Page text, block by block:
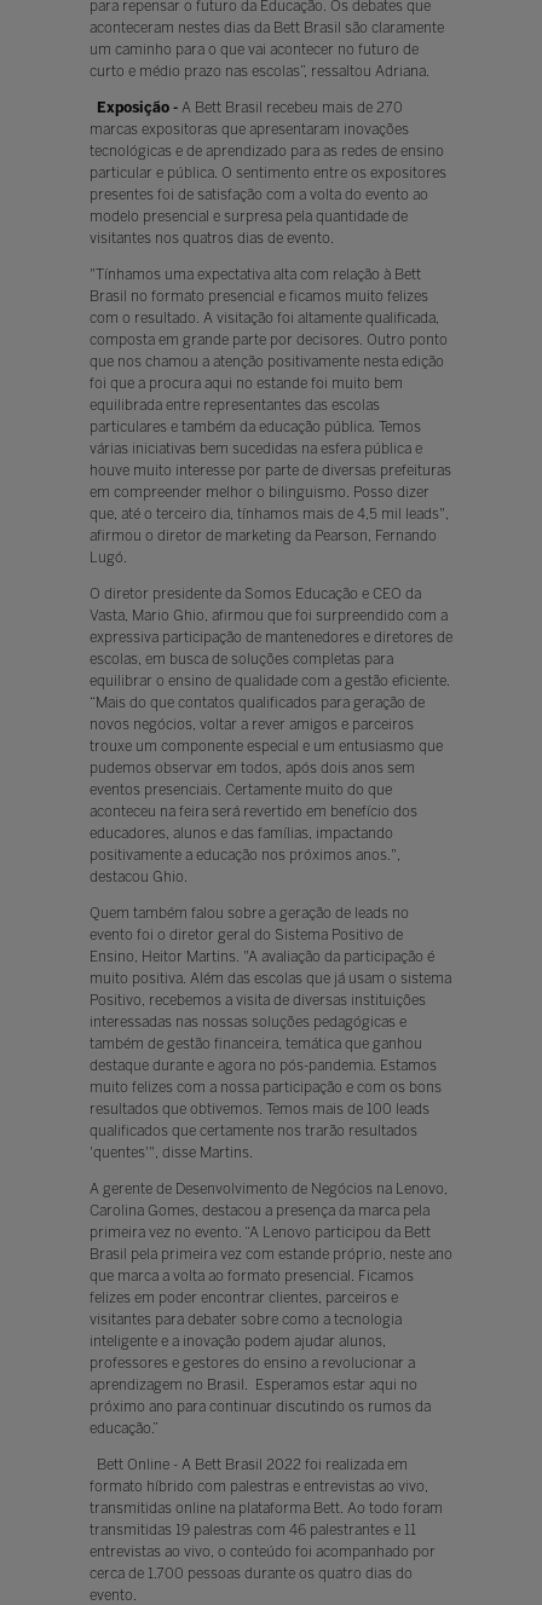
para repensar o futuro da Educação. Os debates que
aconteceram nestes dias da Bett Brasil são claramente
um caminho para o que vai acontecer no futuro de
curto e médio prazo nas escolas”, ressaltou Adriana.
Exposição -A Bett Brasil recebeu mais de 270
marcas expositoras que apresentaram inovações
tecnológicas e de aprendizado para as redes de ensino
particular e pública. O sentimento entre os expositores
presentes foi de satisfação com a volta do evento ao
modelo presencial e surpresa pela quantidade de
visitantes nos quatros dias de evento.
"Tínhamos uma expectativa alta com relação à Bett
Brasil no formato presencial e ficamos muito felizes
com o resultado. A visitação foi altamente qualificada,
composta em grande parte por decisores. Outro ponto
que nos chamou a atenção positivamente nesta edição
foi que a procura aqui no estande foi muito bem
equilibrada entre representantes das escolas
particulares e também da educação pública. Temos
várias iniciativas bem sucedidas na esfera pública e
houve muito interesse por parte de diversas prefeituras
em compreender melhor o bilinguismo. Posso dizer
que, até o terceiro dia, tínhamos mais de 4,5 mil leads",
afirmou o diretor de marketing da Pearson, Fernando
Lugó.
O diretor presidente da Somos Educação e CEO da
Vasta, Mario Ghio, afirmou que foi surpreendido com a
expressiva participação de mantenedores e diretores de
escolas, em busca de soluções completas para
equilibrar o ensino de qualidade com a gestão eficiente.
“Mais do que contatos qualificados para geração de
novos negócios, voltar a rever amigos e parceiros
trouxe um componente especial e um entusiasmo que
pudemos observar em todos, após dois anos sem
eventos presenciais. Certamente muito do que
aconteceu na feira será revertido em benefício dos
educadores, alunos e das famílias, impactando
positivamente a educação nos próximos anos.",
destacou Ghio.
Quem também falou sobre a geração de leads no
evento foi o diretor geral do Sistema Positivo de
Ensino, Heitor Martins. "A avaliação da participação é
muito positiva. Além das escolas que já usam o sistema
Positivo, recebemos a visita de diversas instituições
interessadas nas nossas soluções pedagógicas e
também de gestão financeira, temática que ganhou
destaque durante e agora no pós-pandemia. Estamos
muito felizes com a nossa participação e com os bons
resultados que obtivemos. Temos mais de 100 leads
qualificados que certamente nos trarão resultados
'quentes'", disse Martins.
A gerente de Desenvolvimento de Negócios na Lenovo,
Carolina Gomes, destacou a presença da marca pela
primeira vez no evento. “A Lenovo participou da Bett
Brasil pela primeira vez com estande próprio, neste ano
que marca a volta ao formato presencial. Ficamos
felizes em poder encontrar clientes, parceiros e
visitantes para debater sobre como a tecnologia
inteligente e a inovação podem ajudar alunos,
professores e gestores do ensino a revolucionar a
aprendizagem no Brasil. Esperamos estar aqui no
próximo ano para continuar discutindo os rumos da
educação.”
Bett Online - A Bett Brasil 2022 foi realizada em
formato híbrido com palestras e entrevistas ao vivo,
transmitidas online na plataforma Bett. Ao todo foram
transmitidas 19 palestras com 46 palestrantes e 11
entrevistas ao vivo, o conteúdo foi acompanhado por
cerca de 1.700 pessoas durante os quatro dias do
evento.